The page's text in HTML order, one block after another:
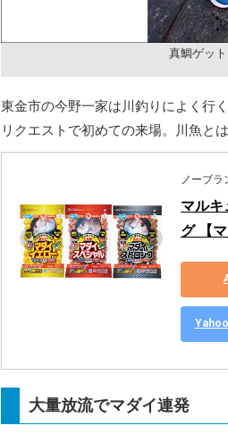
真鯛ゲット
東金市の今野一家は川釣りによく行
リクエストで初めての来場。川魚と
ノーブラ
マルキ
グ 【
大量放流でマダイ連発